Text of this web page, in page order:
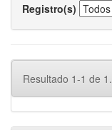
Registro(s)
Resultado 1-1 de 1.